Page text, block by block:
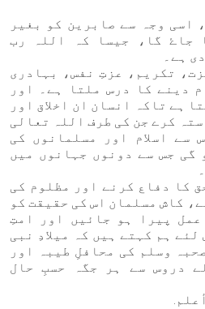
اسی وجہ سے صابرین کو بغیر
جاۓ گا، جیسا کہ اللہ رب
ہے۔
تکریم، عزتِ نفس، بہادری
دینے کا درس ملتا ہے۔ اور
ہے تاکہ انسان ان اخلاق اور
کرے جن کی طرف اللہ تعالی
سے اسلام اور مسلمانوں کی
گی جس سے دونوں جہانوں میں
کا دفاع کرنے اور مظلوم کی
کاش مسلمان اس کی حقیقت کو
پیرا ہو جائیں اور امتِ
ہم کہتے ہیں کہ میلادِ نبی
وسلم کی محافلِ طیبہ اور
دروس سے ہر جگہ حسبِ حال